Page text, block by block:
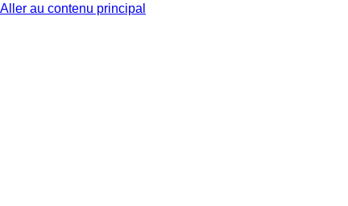
Aller au contenu principal